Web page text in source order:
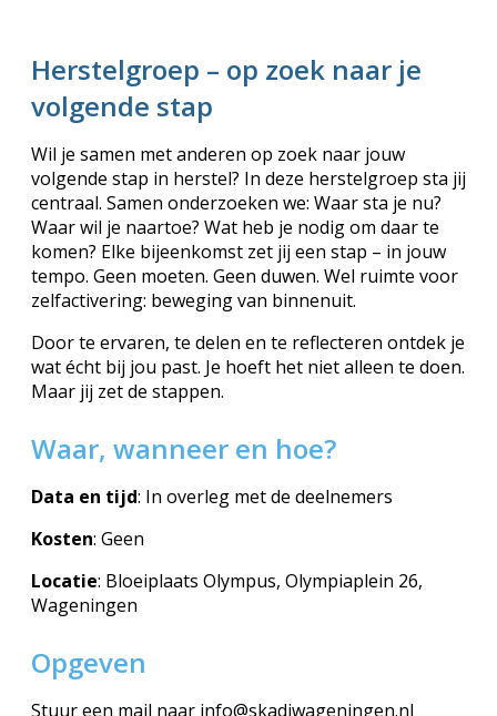
Herstelgroep – op zoek naar je
volgende stap
Wil je samen met anderen op zoek naar jouw
volgende stap in herstel? In deze herstelgroep sta jij
centraal. Samen onderzoeken we: Waar sta je nu?
Waar wil je naartoe? Wat heb je nodig om daar te
komen? Elke bijeenkomst zet jij een stap – in jouw
tempo. Geen moeten. Geen duwen. Wel ruimte voor
zelfactivering: beweging van binnenuit.
Door te ervaren, te delen en te reflecteren ontdek je
wat écht bij jou past. Je hoeft het niet alleen te doen.
Maar jij zet de stappen.
Waar, wanneer en hoe?
Data en tijd: In overleg met de deelnemers
Kosten: Geen
Locatie: Bloeiplaats Olympus, Olympiaplein 26,
Wageningen
Opgeven
Stuur een mail naar info@skadiwageningen.nl